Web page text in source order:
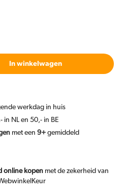
In winkelwagen
werkdag in huis
in NL en 50,- in BE
met een 9+ gemiddeld
online kopen met de zekerheid van